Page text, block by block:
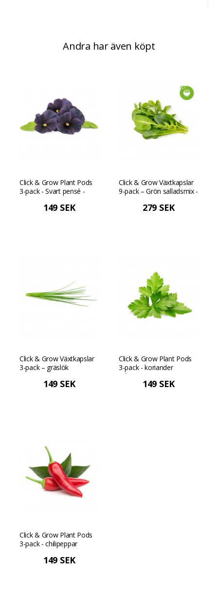
Andra har även köpt
Click & Grow Plant Pods
3-pack - Svart pensé -
149 SEK
Click & Grow Växtkapslar
9-pack – Grön salladsmix -
279 SEK
Click & Grow Växtkapslar
3-pack – gräslök
149 SEK
Click & Grow Plant Pods
3-pack - koriander
(cilantro)
149 SEK
Click & Grow Plant Pods
3-pack - chilipeppar
149 SEK